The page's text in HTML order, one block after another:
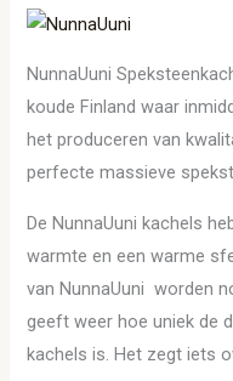
NunnaUuni
koude Finland waar
het produceren van
perfecte massieve
De NunnaUuni kachels
warmte en een warme
van NunnaUuni worden
geeft weer hoe uniek de
kachels is. Het zegt iets